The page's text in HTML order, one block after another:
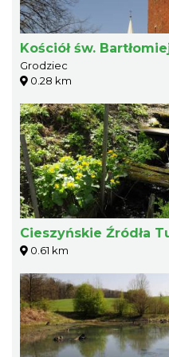
Kościół św.
Grodziec
0.28 km
Cieszyńskie Źródła
0.61 km